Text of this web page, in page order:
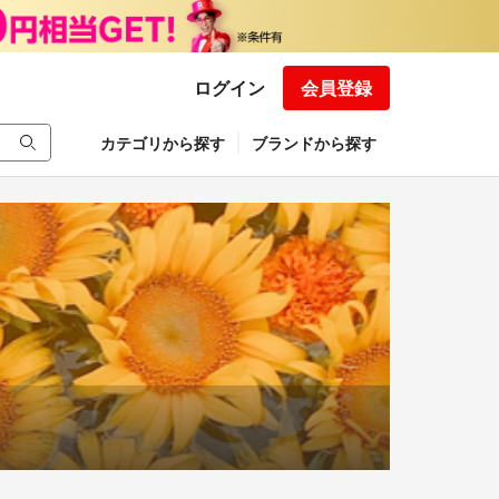
ログイン 会員登録
カテゴリから探す ブランドから探す